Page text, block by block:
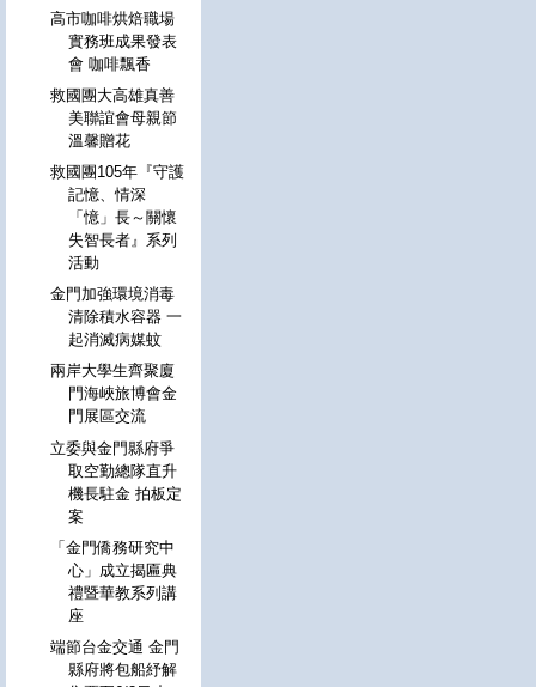
高市咖啡烘焙職場
實務班成果發表
會 咖啡飄香
救國團大高雄真善
美聯誼會母親節
溫馨贈花
救國團105年『守護
記憶、情深
「憶」長～關懷
失智長者』系列
活動
金門加強環境消毒
清除積水容器 一
起消滅病媒蚊
兩岸大學生齊聚廈
門海峽旅博會金
門展區交流
立委與金門縣府爭
取空勤總隊直升
機長駐金 拍板定
案
「金門僑務研究中
心」成立揭匾典
禮暨華教系列講
座
端節台金交通 金門
縣府將包船紓解